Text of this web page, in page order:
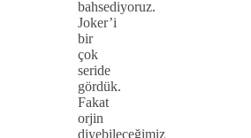
bahsediyoruz.
Joker’i
bir
çok
seride
gördük.
Fakat
orjin
diyebileceğimiz